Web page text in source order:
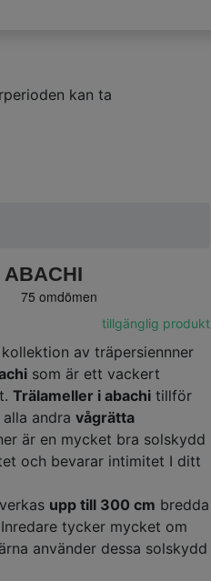
kan ta
tillgänglig produkt
av träpersiennner
som är ett vackert
Trälameller i abachi tillför
andra vågrätta
är en mycket bra solskydd
och bevarar intimitet I ditt
upp till 300 cm bredda
tycker mycket om
använder dessa solskydd